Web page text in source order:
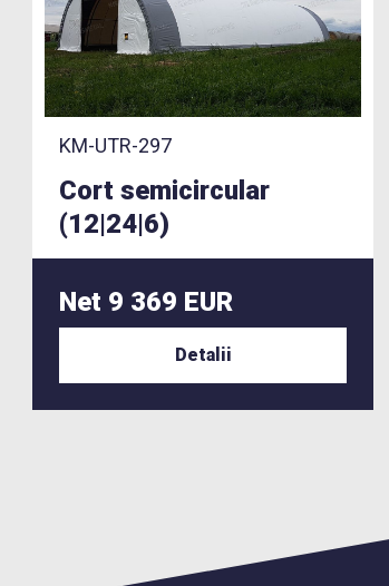
KM-UTR-297
Cort semicircular
(12|24|6)
Net 9 369 EUR
Detalii